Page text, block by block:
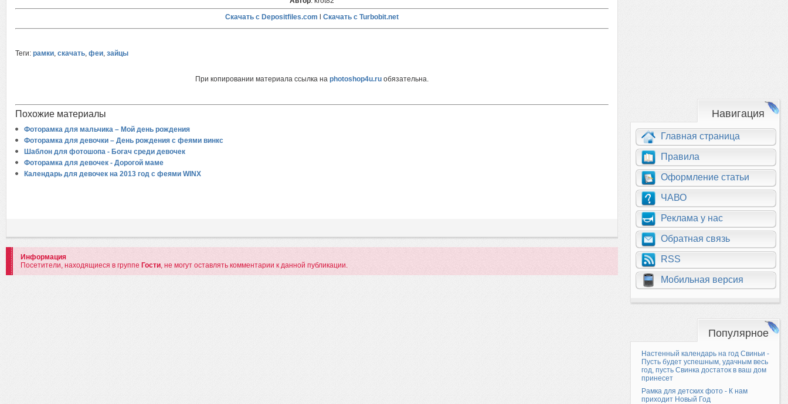
Скачать с Depositfiles.com
Скачать с Turbobit.net
Теги: рамки, скачать, феи, зайцы
При копировании материала ссылка на photoshop4u.ru обязательна.
Похожие материалы
Фоторамка для мальчика – Мой день рождения
Фоторамка для девочки – День рождения с феями винкс
Шаблон для фотошопа - Богач среди девочек
Фоторамка для девочек - Дорогой маме
Календарь для девочек на 2013 год с феями WINX
Информация
Посетители, находящиеся в группе Гости, не могут оставлять комментарии к данной публикации.
Навигация
Главная страница
Правила
Оформление статьи
ЧАВО
Реклама у нас
Обратная связь
RSS
Мобильная версия
Популярное
Настенный календарь на год Свиньи -
Пусть будет успешным, удачным весь
год, пусть Свинка достаток в ваш дом
принесет
Рамка для детских фото - К нам
приходит Новый Год